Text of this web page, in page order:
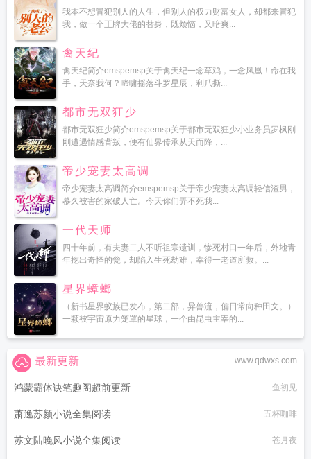
我本不想冒犯别人的人生，但别人的权力财富女人，却都来冒犯
我，做一个正牌大佬的替身，既烦恼，又暗爽...
禽天纪
禽天纪简介emspemsp关于禽天纪一念草鸡，一念凤凰！命在我
手，天奈我何？啼啸摇落斗罗星辰，利爪撕...
都市无双狂少
都市无双狂少简介emspemsp关于都市无双狂少小业务员罗枫刚
刚遭遇情感背叛，便有仙界传承从天而降，...
帝少宠妻太高调
帝少宠妻太高调简介emspemsp关于帝少宠妻太高调轻信渣男，
慕久被害的家破人亡。今天你们弄不死我...
一代天师
四十年前，有夫妻二人不听祖宗遗训，惨死村口一年后，外地青
年挖出奇怪的瓮，却陷入生死劫难，幸得一老道所救。...
星界蟑螂
（新书星界蚁族已发布，第二部，异兽流，偏日常向种田文。）
一颗被宇宙原力笼罩的星球，一个由昆虫主宰的...
www.qdwxs.com
最新更新
鸿蒙霸体诀笔趣阁超前更新 鱼初见
萧逸苏颜小说全集阅读 五杯咖啡
苏文陆晚风小说全集阅读 苍月夜